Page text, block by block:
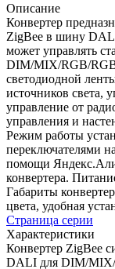
Описание
Конвертер
ZigBee в шину
может управлять
DIM/MIX/RGB/
светодиодной
источников света,
управление от
управления и
Режим работы
переключателями
помощи
конвертера.
Габариты
цвета, удобная
Страница серии
Характеристики
Конвертер ZigBee
DALI для DIM/MIX/